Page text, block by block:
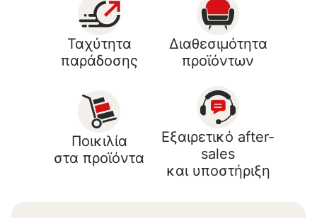
Ταχύτητα
παράδοσης
Διαθεσιμότητα
προϊόντων
Ποικιλία
στα προϊόντα
Εξαιρετικό after-
sales
και υποστήριξη